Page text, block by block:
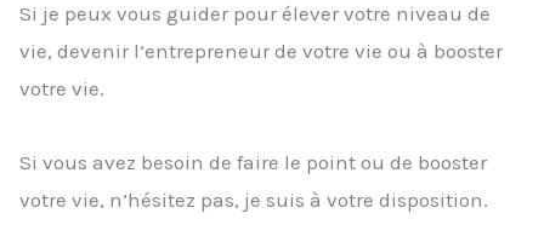
Si je peux vous guider pour élever votre niveau de
vie, devenir l’entrepreneur de votre vie ou à booster
votre vie.
Si vous avez besoin de faire le point ou de booster
votre vie, n’hésitez pas, je suis à votre disposition.